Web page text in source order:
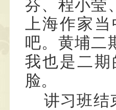
芬、程小莹
上海作家
吧。黄埔二
我也是二
脸。
讲习班结